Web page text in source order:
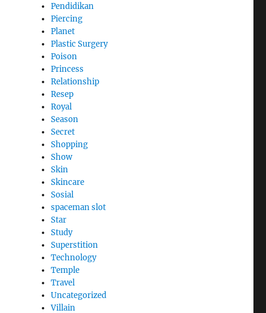
Pendidikan
Piercing
Planet
Plastic Surgery
Poison
Princess
Relationship
Resep
Royal
Season
Secret
Shopping
Show
Skin
Skincare
Sosial
spaceman slot
Star
Study
Superstition
Technology
Temple
Travel
Uncategorized
Villain